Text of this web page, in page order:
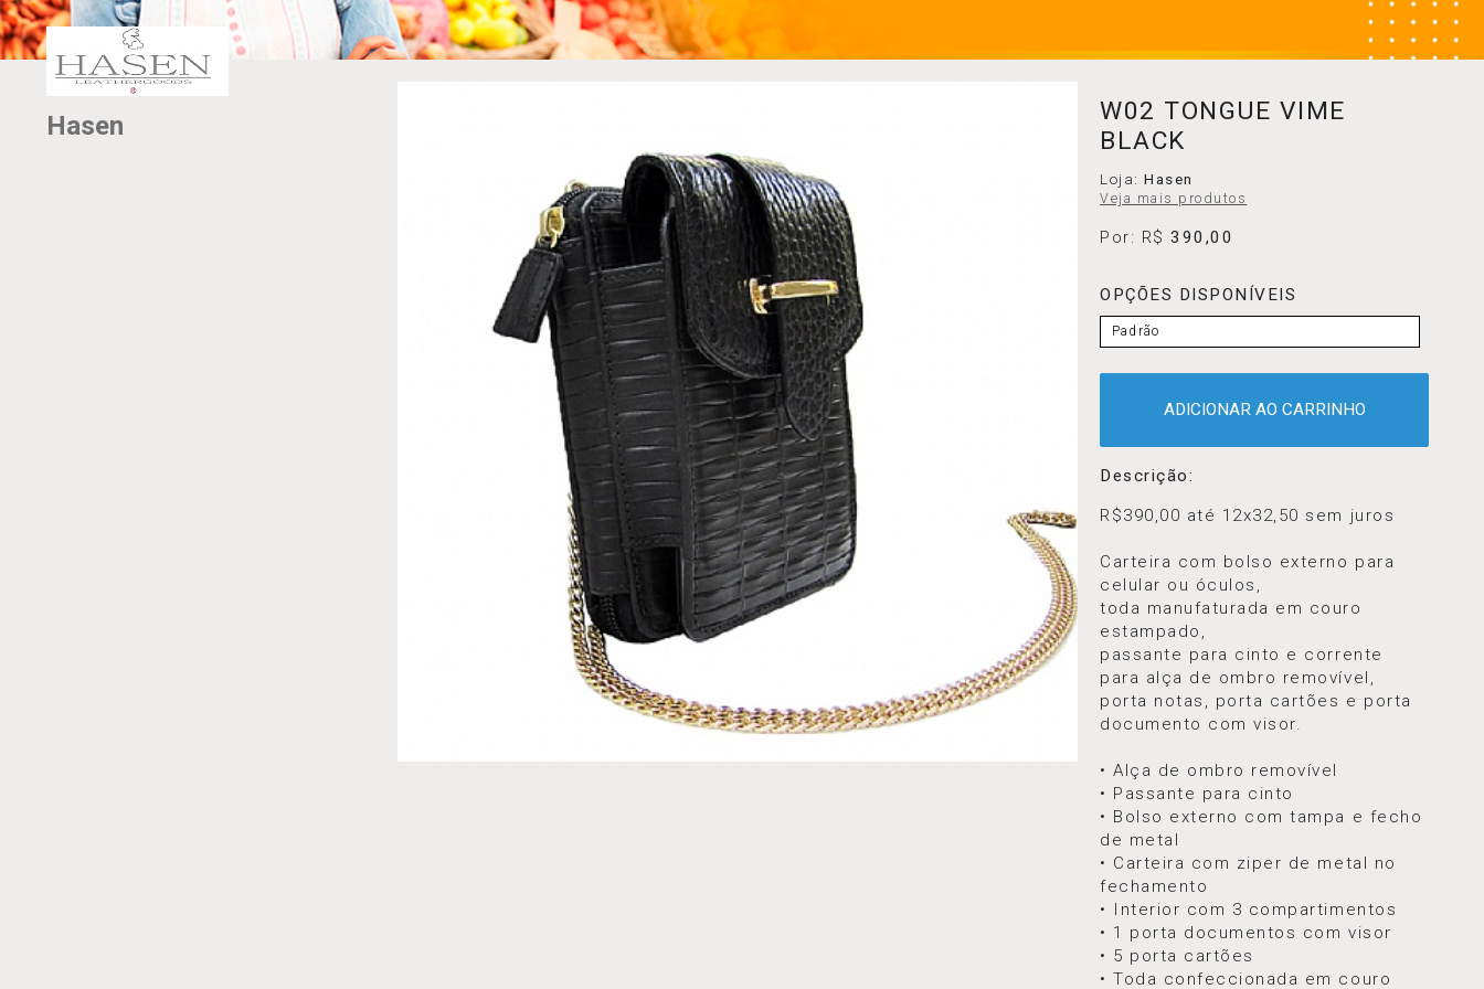
Hasen
W02 TONGUE VIME
BLACK
Loja:Hasen
Veja mais produtos
Por: R$390,00
OPÇÕES DISPONÍVEIS
Padrão
ADICIONAR AO CARRINHO
Descrição:
R$390,00 até 12x32,50 sem juros
Carteira com bolso externo para
celular ou óculos,
toda manufaturada em couro
estampado,
passante para cinto e corrente
para alça de ombro removível,
porta notas, porta cartões e porta
documento com visor.
• Alça de ombro removível
• Passante para cinto
• Bolso externo com tampa e fecho
de metal
• Carteira com ziper de metal no
fechamento
• Interior com 3 compartimentos
• 1 porta documentos com visor
• 5 porta cartões
• Toda confeccionada em couro